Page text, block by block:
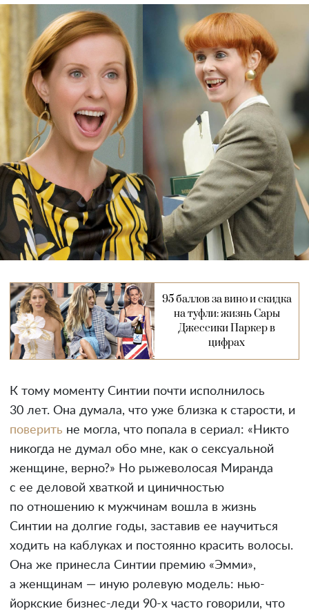
95 баллов за вино и скидка
на туфли: жизнь Сары
Джессики Паркер в
цифрах
К тому моменту Синтии почти исполнилось
30 лет. Она думала, что уже близка к старости, и
поверить не могла, что попала в сериал: «Никто
никогда не думал обо мне, как о сексуальной
женщине, верно?» Но рыжеволосая Миранда
с ее деловой хваткой и циничностью
по отношению к мужчинам вошла в жизнь
Синтии на долгие годы, заставив ее научиться
ходить на каблуках и постоянно красить волосы.
Она же принесла Синтии премию «Эмми»,
а женщинам — иную ролевую модель: нью-
йоркские бизнес-леди 90-х часто говорили, что